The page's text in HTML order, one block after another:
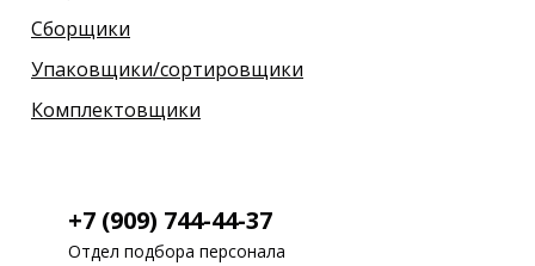
Комплектовщики
Упаковщики/сортировщики
Сборщики
+7 (909) 744-44-37
Отдел подбора персонала